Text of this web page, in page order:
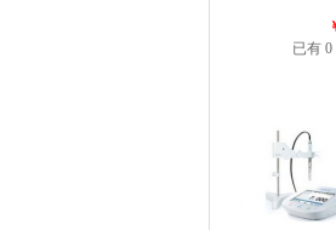
已有